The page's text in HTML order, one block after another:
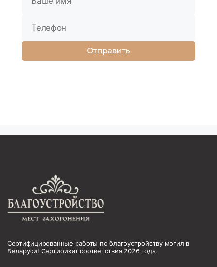
Сертифицированные работы по благоустройству могил в
Беларуси! Сертификат соответствия 2026 года.